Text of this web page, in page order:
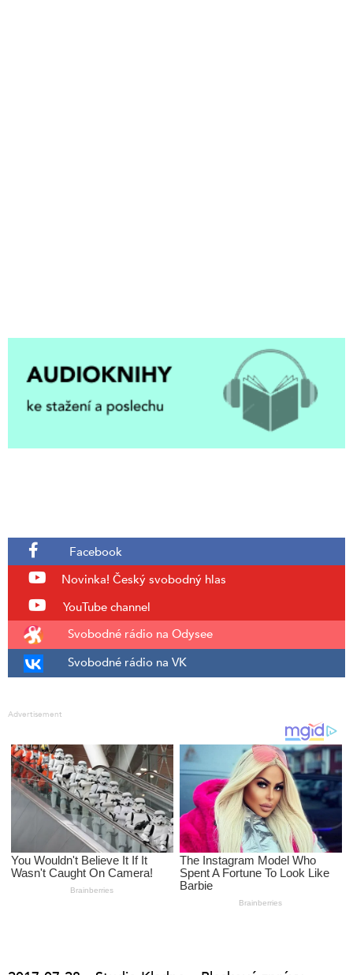
Facebook
Novinka! Český svobodný hlas
YouTube channel
Svobodné rádio na Odysee
Svobodné rádio na VK
Advertisement